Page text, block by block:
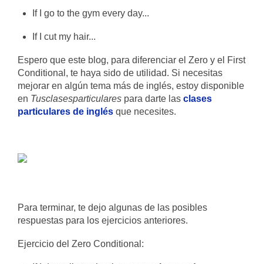
If I go to the gym every day...
If I cut my hair...
Espero que este blog, para diferenciar el Zero y el First
Conditional, te haya sido de utilidad. Si necesitas
mejorar en algún tema más de inglés, estoy disponible
en Tusclasesparticulares para darte las clases
particulares de inglés que necesites.
Para terminar, te dejo algunas de las posibles
respuestas para los ejercicios anteriores.
Ejercicio del Zero Conditional: